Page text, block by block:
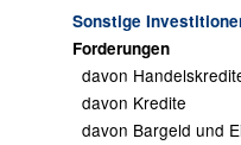
Sonstige
Forderungen
davon
davon Kredite
davon Bargeld und